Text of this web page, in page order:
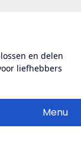
en delen
liefhebbers
Menu